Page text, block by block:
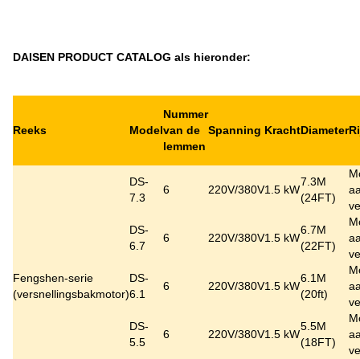
DAISEN PRODUCT CATALOG als hieronder:
Reeks Model
Nummer
van de
lemmen
Spanning KrachtDiameter
Fengshen-serie
(versnellingsbakmotor)
DS-
7.3
6 220V/380V1.5 kW
7.3M
(24FT)
DS-
6.7
6 220V/380V1.5 kW
6.7M
(22FT)
DS-
6.1
6 220V/380V1.5 kW
6.1M
(20ft)
DS-
5.5
6 220V/380V1.5 kW
5.5M
(18FT)